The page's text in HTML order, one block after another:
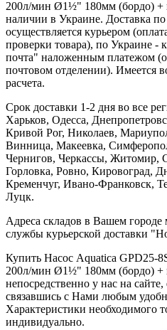
200л/мин Ø1½" 180мм (бордо) +
наличии в Украине. Доставка
осуществляется курьером
проверки товара), по Украине -
почта" наложенным платежом
почтовом отделении). Имеется
расчета.
Срок доставки 1-2 дня во все
Харьков, Одесса,
Кривой Рог, Николаев,
Винница, Макеевка,
Чернигов, Черкассы, Житомир,
Горловка, Ровно, Кировоград,
Кременчуг, Ивано-Франковск,
Луцк.
Адреса складов в Вашем городе
службы курьерской доставки
Купить Насос Aquatica GPD25-
200л/мин Ø1½" 180мм (бордо)
непосредственно у нас на
связавшись с Нами любым
Характеристики необходимого
индивидуально.